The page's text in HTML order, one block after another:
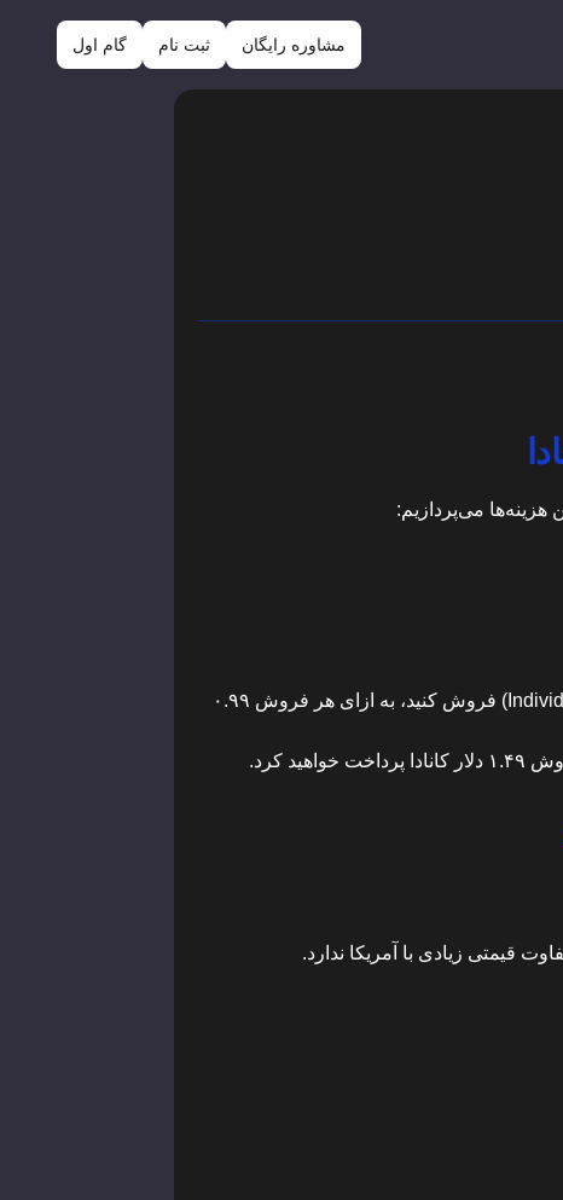
گام اول ثبت نام مشاوره رایگان
می‌پردازیم:
– آمازون آمریکا: هزینه اشتراک فروشنده حرفه‌ای (Professional) در آمریکا ماهانه ۳۹.۹۹ دلار است. اگر به صورت فردی (Individual) فروش کنید، به ازای هر فروش ۰.۹۹
قیمتی زیادی با آمریکا ندارد.